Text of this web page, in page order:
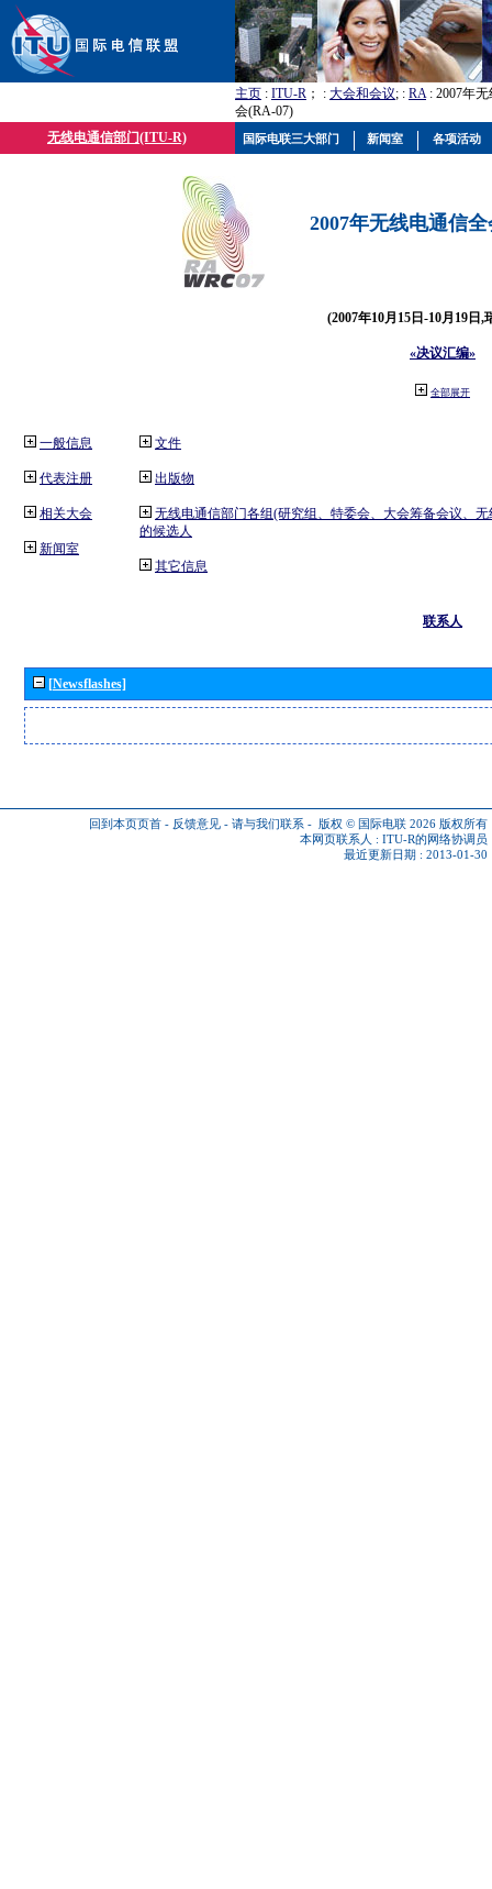
主页 : ITU-R ； : 大会和会议; : RA: 2007年
会(RA-07)
无线电通信部门(ITU-R)
2007年无线电通信
(2007年10月15日-10月19日,
«决议汇编»
全部展开
一般信息
代表注册
相关大会
新闻室
文件
出版物
无线电通信部门各组(研究组、特委会、大会筹备会议、
的候选人
其它信息
联系人
[Newsflashes]
回到本页页首 - 反馈意见 - 请与我们联系 - 版权 © 国际电联 2026 版权所有
本网页联系人 : ITU-R的网络协调员
最近更新日期 : 2013-01-30
国际电联三大部门 新闻室 各项活动